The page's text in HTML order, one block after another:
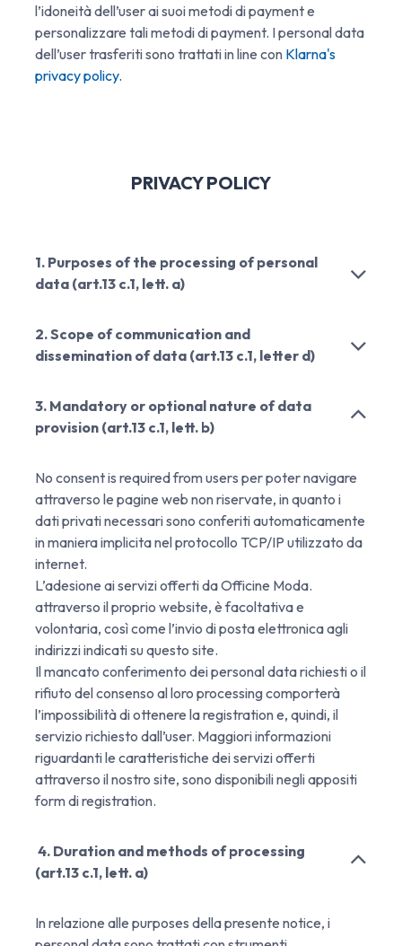
l’idoneità dell’user ai suoi metodi di payment e
personalizzare tali metodi di payment. I personal data
dell’user trasferiti sono trattati in line con Klarna's
privacy policy.
PRIVACY POLICY
1. Purposes of the processing of personal
data (art.13 c.1, lett. a)
2. Scope of communication and
dissemination of data (art.13 c.1, letter d)
3. Mandatory or optional nature of data
provision (art.13 c.1, lett. b)
No consent is required from users per poter navigare
attraverso le pagine web non riservate, in quanto i
dati privati necessari sono conferiti automaticamente
in maniera implicita nel protocollo TCP/IP utilizzato da
internet.
L’adesione ai servizi offerti da Officine Moda.
attraverso il proprio website, è facoltativa e
volontaria, così come l’invio di posta elettronica agli
indirizzi indicati su questo site.
Il mancato conferimento dei personal data richiesti o il
rifiuto del consenso al loro processing comporterà
l’impossibilità di ottenere la registration e, quindi, il
servizio richiesto dall’user. Maggiori informazioni
riguardanti le caratteristiche dei servizi offerti
attraverso il nostro site, sono disponibili negli appositi
form di registration.
4. Duration and methods of processing
(art.13 c.1, lett. a)
In relazione alle purposes della presente notice, i